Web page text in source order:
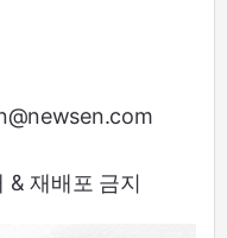
재배포 금지